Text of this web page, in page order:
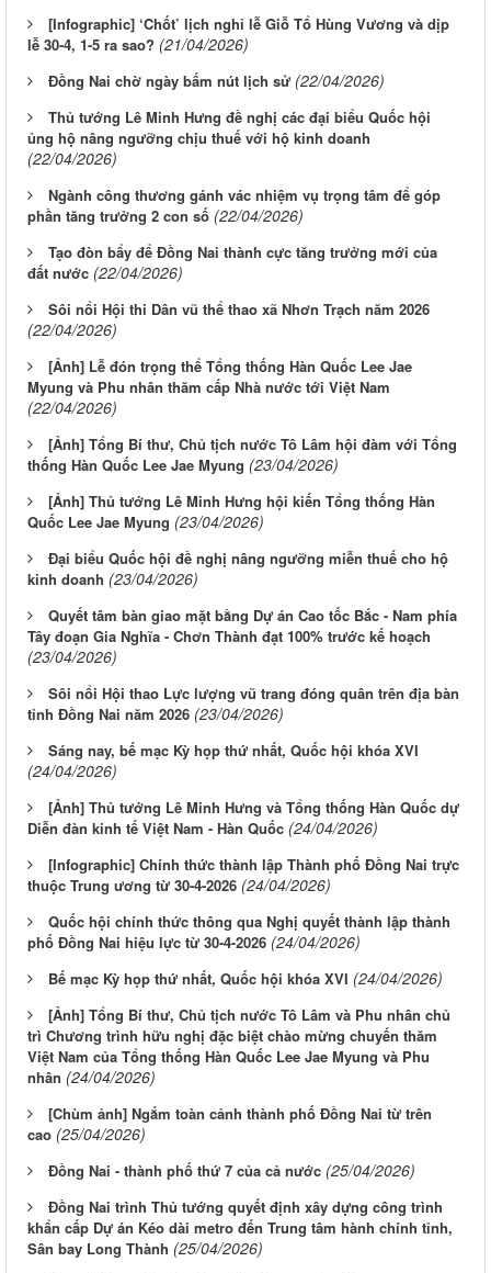
[Infographic] ‘Chốt’ lịch nghỉ lễ Giỗ Tổ Hùng Vương và dịp
lễ 30-4, 1-5 ra sao? (21/04/2026)
Đồng Nai chờ ngày bấm nút lịch sử (22/04/2026)
Thủ tướng Lê Minh Hưng đề nghị các đại biểu Quốc hội
ủng hộ nâng ngưỡng chịu thuế với hộ kinh doanh
(22/04/2026)
Ngành công thương gánh vác nhiệm vụ trọng tâm để góp
phần tăng trưởng 2 con số (22/04/2026)
Tạo đòn bẩy để Đồng Nai thành cực tăng trưởng mới của
đất nước (22/04/2026)
Sôi nổi Hội thi Dân vũ thể thao xã Nhơn Trạch năm 2026
(22/04/2026)
[Ảnh] Lễ đón trọng thể Tổng thống Hàn Quốc Lee Jae
Myung và Phu nhân thăm cấp Nhà nước tới Việt Nam
(22/04/2026)
[Ảnh] Tổng Bí thư, Chủ tịch nước Tô Lâm hội đàm với Tổng
thống Hàn Quốc Lee Jae Myung (23/04/2026)
[Ảnh] Thủ tướng Lê Minh Hưng hội kiến Tổng thống Hàn
Quốc Lee Jae Myung (23/04/2026)
Đại biểu Quốc hội đề nghị nâng ngưỡng miễn thuế cho hộ
kinh doanh (23/04/2026)
Quyết tâm bàn giao mặt bằng Dự án Cao tốc Bắc - Nam phía
Tây đoạn Gia Nghĩa - Chơn Thành đạt 100% trước kế hoạch
(23/04/2026)
Sôi nổi Hội thao Lực lượng vũ trang đóng quân trên địa bàn
tỉnh Đồng Nai năm 2026 (23/04/2026)
Sáng nay, bế mạc Kỳ họp thứ nhất, Quốc hội khóa XVI
(24/04/2026)
[Ảnh] Thủ tướng Lê Minh Hưng và Tổng thống Hàn Quốc dự
Diễn đàn kinh tế Việt Nam - Hàn Quốc (24/04/2026)
[Infographic] Chính thức thành lập Thành phố Đồng Nai trực
thuộc Trung ương từ 30-4-2026 (24/04/2026)
Quốc hội chính thức thông qua Nghị quyết thành lập thành
phố Đồng Nai hiệu lực từ 30-4-2026 (24/04/2026)
Bế mạc Kỳ họp thứ nhất, Quốc hội khóa XVI (24/04/2026)
[Ảnh] Tổng Bí thư, Chủ tịch nước Tô Lâm và Phu nhân chủ
trì Chương trình hữu nghị đặc biệt chào mừng chuyến thăm
Việt Nam của Tổng thống Hàn Quốc Lee Jae Myung và Phu
nhân (24/04/2026)
[Chùm ảnh] Ngắm toàn cảnh thành phố Đồng Nai từ trên
cao (25/04/2026)
Đồng Nai - thành phố thứ 7 của cả nước (25/04/2026)
Đồng Nai trình Thủ tướng quyết định xây dựng công trình
khẩn cấp Dự án Kéo dài metro đến Trung tâm hành chính tỉnh,
Sân bay Long Thành (25/04/2026)